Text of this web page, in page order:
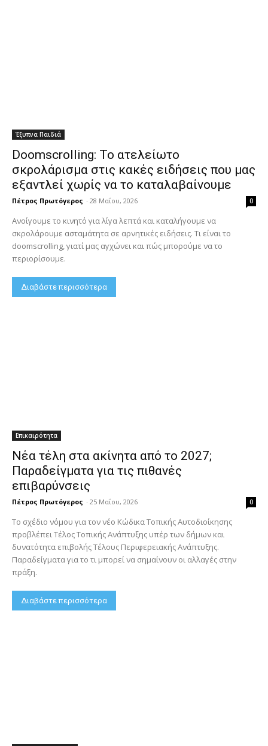
Έξυπνα Παιδιά
Doomscrolling: Το ατελείωτο
σκρολάρισμα στις κακές ειδήσεις που μας
εξαντλεί χωρίς να το καταλαβαίνουμε
Πέτρος Πρωτόγερος - 28 Μαΐου, 2026 0
Ανοίγουμε το κινητό για λίγα λεπτά και καταλήγουμε να
σκρολάρουμε ασταμάτητα σε αρνητικές ειδήσεις. Τι είναι το
doomscrolling, γιατί μας αγχώνει και πώς μπορούμε να το
περιορίσουμε.
Διαβάστε περισσότερα
Επικαιρότητα
Νέα τέλη στα ακίνητα από το 2027;
Παραδείγματα για τις πιθανές
επιβαρύνσεις
Πέτρος Πρωτόγερος - 25 Μαΐου, 2026 0
Το σχέδιο νόμου για τον νέο Κώδικα Τοπικής Αυτοδιοίκησης
προβλέπει Τέλος Τοπικής Ανάπτυξης υπέρ των δήμων και
δυνατότητα επιβολής Τέλους Περιφερειακής Ανάπτυξης.
Παραδείγματα για το τι μπορεί να σημαίνουν οι αλλαγές στην
πράξη.
Διαβάστε περισσότερα